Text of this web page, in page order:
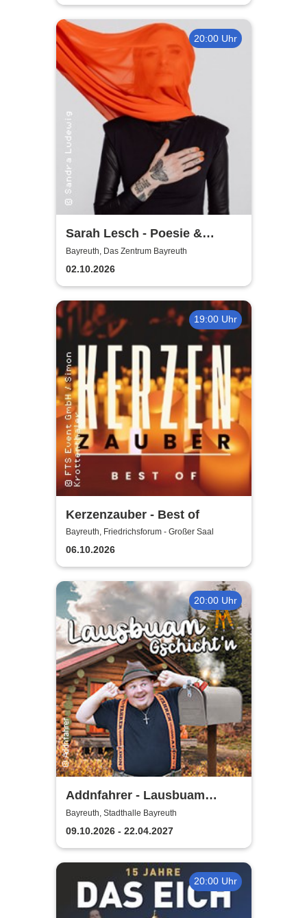
20:00 Uhr
Sarah Lesch - Poesie &
Widerstand Tour
Bayreuth, Das Zentrum Bayreuth
02.10.2026
19:00 Uhr
Kerzenzauber - Best of
Bayreuth, Friedrichsforum - Großer Saal
06.10.2026
20:00 Uhr
Addnfahrer - Lausbuam
Gschicht'n
Bayreuth, Stadthalle Bayreuth
09.10.2026 - 22.04.2027
20:00 Uhr